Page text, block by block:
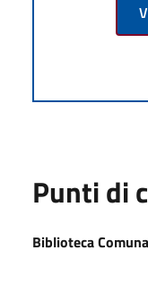
Punti di
Biblioteca